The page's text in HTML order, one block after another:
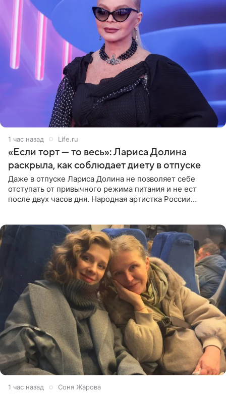
1 час назад Life.ru
«Если торт — то весь»: Лариса Долина
раскрыла, как соблюдает диету в отпуске
Даже в отпуске Лариса Долина не позволяет себе
отступать от привычного режима питания и не ест
после двух часов дня. Народная артистка России
1 час назад Соня Жарова